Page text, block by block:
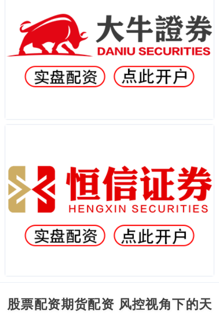
股票配资期货配资 风控视角下的天